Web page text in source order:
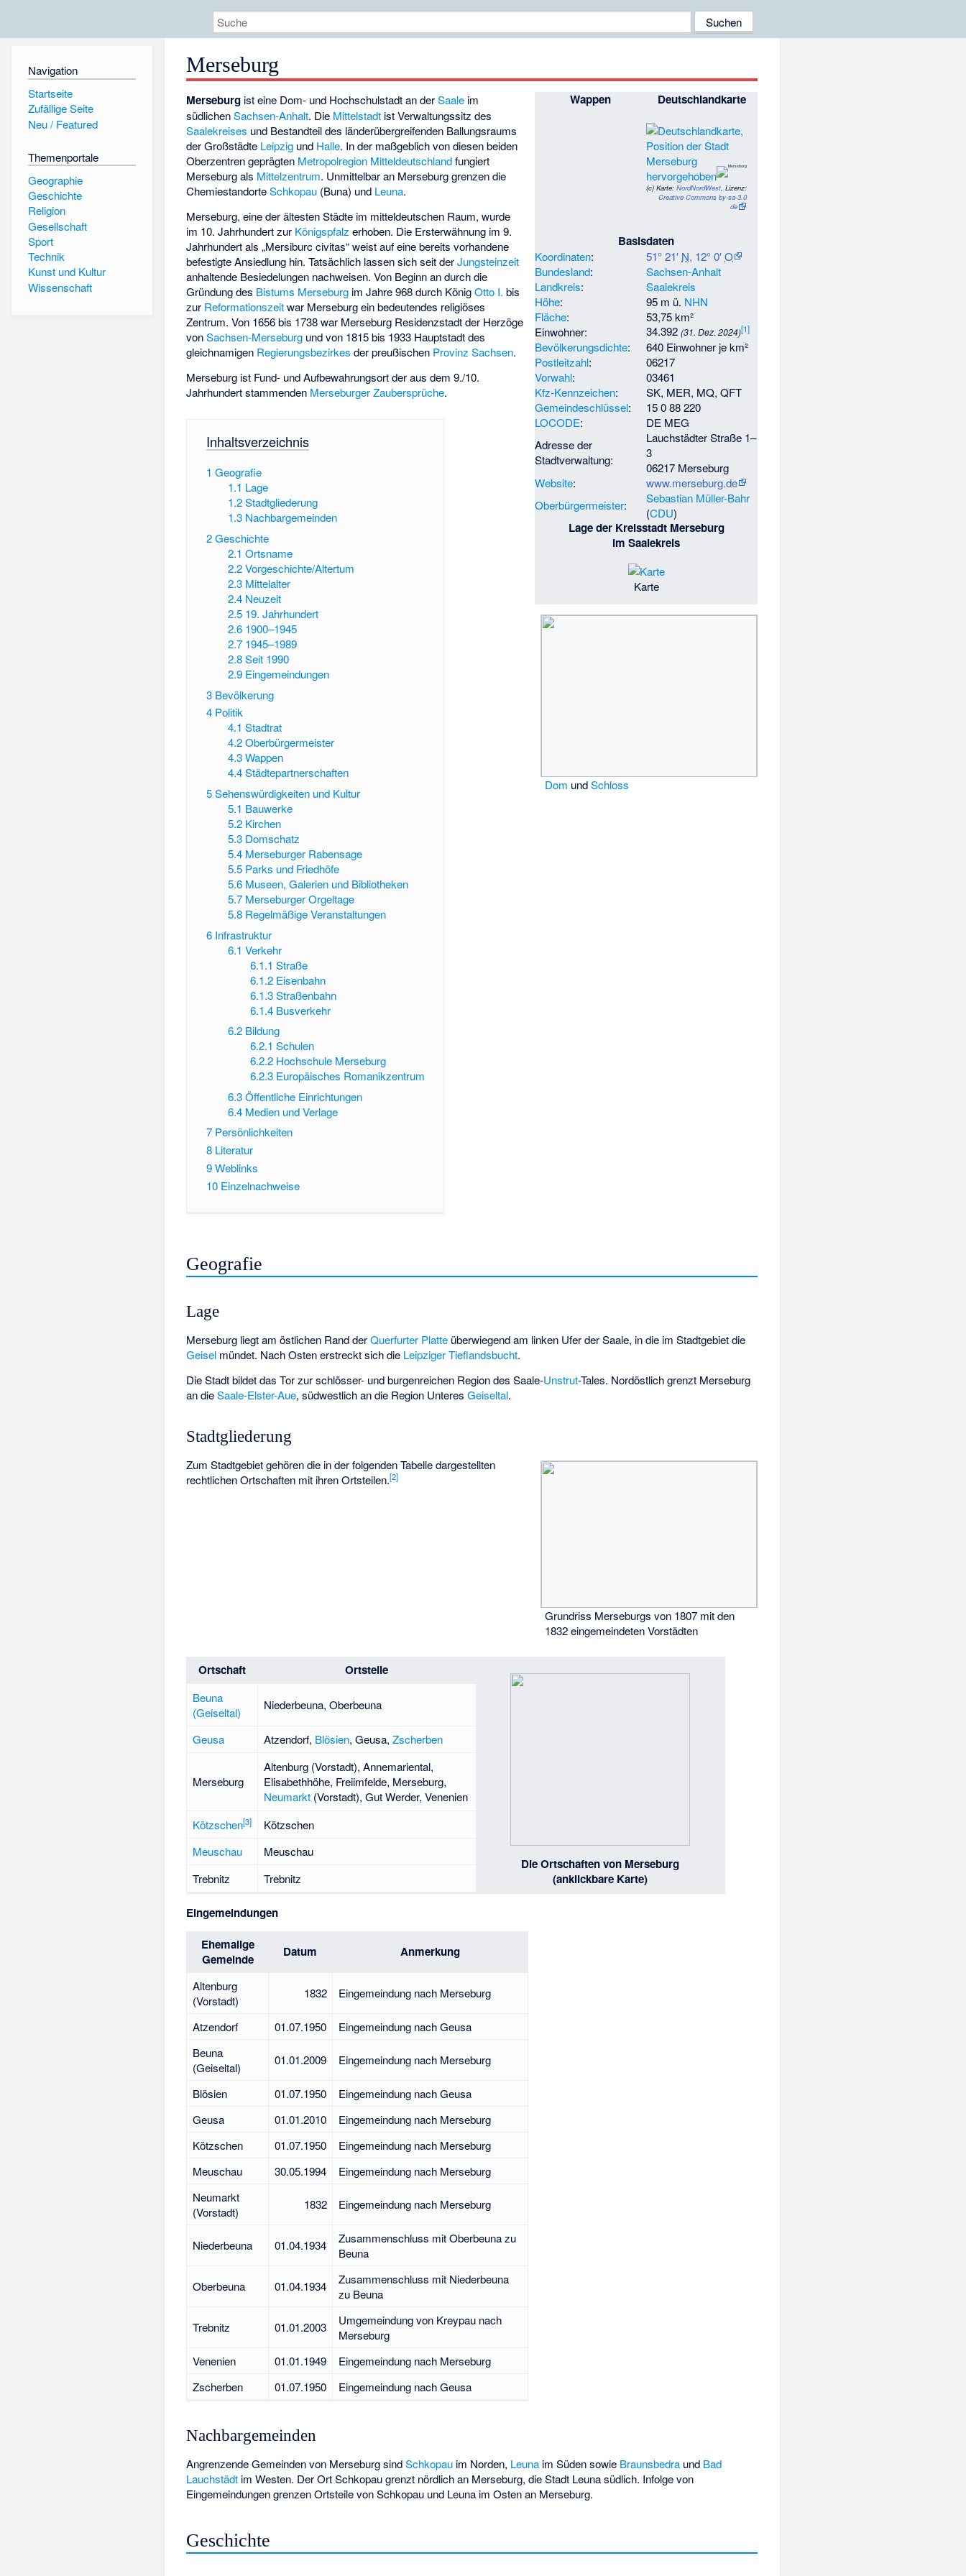
Navigation
Startseite
Zufällige Seite
Neu / Featured
Themenportale
Geographie
Geschichte
Religion
Gesellschaft
Sport
Technik
Kunst und Kultur
Wissenschaft
Merseburg
Wappen Deutschlandkarte
(c)Karte:NordNordWest, Lizenz:
Creative Commons by-sa-3.0
de
Basisdaten
Koordinaten: 51° 21′ N, 12° 0′O
Bundesland:
Sachsen-Anhalt
Landkreis:
Saalekreis
Höhe: 95 m ü. NHN
Fläche:
53,75 km²
Einwohner:
34.392(31. Dez. 2024)[1]
Bevölkerungsdichte:
640 Einwohner je km²
Postleitzahl:
06217
Vorwahl:
03461
Kfz-Kennzeichen:
SK, MER, MQ, QFT
Gemeindeschlüssel:
15 0 88 220
LOCODE:
DE MEG
Adresse der
Stadtverwaltung:
Lauchstädter Straße 1–
3
06217 Merseburg
Website:
www.merseburg.de
Oberbürgermeister:
Sebastian Müller-Bahr
(CDU)
Lage der Kreisstadt Merseburg
im Saalekreis
Karte
Dom undSchloss
Merseburg ist eine Dom- und Hochschulstadt an derSaale im
südlichenSachsen-Anhalt. Die Mittelstadt ist Verwaltungssitz des
Saalekreises und Bestandteil des länderübergreifenden Ballungsraums
der Großstädte Leipzig und Halle. In der maßgeblich von diesen beiden
Oberzentren geprägten Metropolregion Mitteldeutschlandfungiert
Merseburg als Mittelzentrum. Unmittelbar an Merseburg grenzen die
ChemiestandorteSchkopau (Buna) und Leuna.
Merseburg, eine der ältesten Städte im mitteldeutschen Raum, wurde
im 10. Jahrhundert zur Königspfalz erhoben. Die Ersterwähnung im 9.
Jahrhundert als „Mersiburc civitas“ weist auf eine bereits vorhandene
befestigte Ansiedlung hin. Tatsächlich lassen sich seit derJungsteinzeit
anhaltende Besiedelungen nachweisen. Von Beginn an durch die
Gründung des Bistums Merseburg im Jahre 968 durch KönigOtto I. bis
zur Reformationszeitwar Merseburg ein bedeutendes religiöses
Zentrum. Von 1656 bis 1738 war Merseburg Residenzstadt der Herzöge
vonSachsen-Merseburg und von 1815 bis 1933 Hauptstadt des
gleichnamigen Regierungsbezirkes der preußischen Provinz Sachsen.
Merseburg ist Fund- und Aufbewahrungsort der aus dem 9./10.
Jahrhundert stammenden Merseburger Zaubersprüche.
Inhaltsverzeichnis
1 Geografie
1.1 Lage
1.2 Stadtgliederung
1.3 Nachbargemeinden
2Geschichte
2.1 Ortsname
2.2 Vorgeschichte/Altertum
2.3 Mittelalter
2.4 Neuzeit
2.5 19. Jahrhundert
2.6 1900–1945
2.7 1945–1989
2.8 Seit 1990
2.9 Eingemeindungen
3 Bevölkerung
4 Politik
4.1 Stadtrat
4.2 Oberbürgermeister
4.3 Wappen
4.4 Städtepartnerschaften
5Sehenswürdigkeiten und Kultur
5.1 Bauwerke
5.2 Kirchen
5.3 Domschatz
5.4 Merseburger Rabensage
5.5 Parks und Friedhöfe
5.6 Museen, Galerien und Bibliotheken
5.7 Merseburger Orgeltage
5.8 Regelmäßige Veranstaltungen
6 Infrastruktur
6.1 Verkehr
6.1.1 Straße
6.1.2 Eisenbahn
6.1.3 Straßenbahn
6.1.4 Busverkehr
6.2 Bildung
6.2.1 Schulen
6.2.2 Hochschule Merseburg
6.2.3 Europäisches Romanikzentrum
6.3 Öffentliche Einrichtungen
6.4 Medien und Verlage
7 Persönlichkeiten
8 Literatur
9Weblinks
10 Einzelnachweise
Geografie
Lage
Merseburg liegt am östlichen Rand derQuerfurter Platte überwiegend am linken Ufer der Saale, in die im Stadtgebiet die
Geisel mündet. Nach Osten erstreckt sich die Leipziger Tieflandsbucht.
Die Stadt bildet das Tor zur schlösser- und burgenreichen Region des Saale-Unstrut-Tales. Nordöstlich grenzt Merseburg
an dieSaale-Elster-Aue, südwestlich an die Region UnteresGeiseltal.
Stadtgliederung
Grundriss Merseburgs von 1807 mit den
1832 eingemeindeten Vorstädten
Zum Stadtgebiet gehören die in der folgenden Tabelle dargestellten
rechtlichen Ortschaften mit ihren Ortsteilen.[2]
Ortschaft Ortsteile
Die Ortschaften von Merseburg
(anklickbare Karte)
Beuna
(Geiseltal)
Niederbeuna, Oberbeuna
Geusa Atzendorf, Blösien, Geusa, Zscherben
Merseburg
Altenburg (Vorstadt), Annemariental,
Elisabethhöhe, Freiimfelde, Merseburg,
Neumarkt(Vorstadt), Gut Werder, Venenien
Kötzschen[3]
Kötzschen
Meuschau
Meuschau
Trebnitz
Trebnitz
Eingemeindungen
Ehemalige
Gemeinde
Datum Anmerkung
Altenburg
(Vorstadt)
1832 Eingemeindung nach Merseburg
Atzendorf 01.07.1950
Eingemeindung nach Geusa
Beuna
(Geiseltal)
01.01.2009 Eingemeindung nach Merseburg
Blösien 01.07.1950
Eingemeindung nach Geusa
Geusa
01.01.2010
Eingemeindung nach Merseburg
Kötzschen
01.07.1950
Eingemeindung nach Merseburg
Meuschau
30.05.1994
Eingemeindung nach Merseburg
Neumarkt
(Vorstadt)
1832 Eingemeindung nach Merseburg
Niederbeuna 01.04.1934
Zusammenschluss mit Oberbeuna zu
Beuna
Oberbeuna 01.04.1934
Zusammenschluss mit Niederbeuna
zu Beuna
Trebnitz 01.01.2003
Umgemeindung von Kreypau nach
Merseburg
Venenien
01.01.1949
Eingemeindung nach Merseburg
Zscherben
01.07.1950 Eingemeindung nach Geusa
Nachbargemeinden
Angrenzende Gemeinden von Merseburg sindSchkopau im Norden, Leuna im Süden sowie Braunsbedra und Bad
Lauchstädt im Westen. Der Ort Schkopau grenzt nördlich an Merseburg, die Stadt Leuna südlich. Infolge von
Eingemeindungen grenzen Ortsteile von Schkopau und Leuna im Osten an Merseburg.
Geschichte